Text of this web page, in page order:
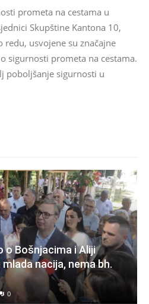
prometa na cestama u
Skupštine Kantona 10,
redu, usvojene su značajne
sigurnosti prometa na cestama.
poboljšanje sigurnosti u
o Bošnjacima i Aliji
nacija, nema bh.
0